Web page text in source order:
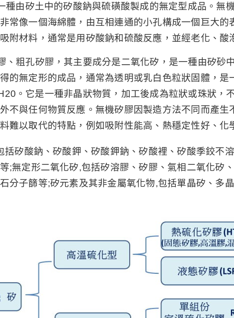
種由矽土中的矽酸鈉與硫磺酸製成的無定型成品。無
常像一個海綿體，由互相連通的小孔構成一個巨大的
附材料，通常是用矽酸鈉和硫酸反應，並經老化、酸
、粗孔矽膠，其主要成分是二氧化矽，是一種由矽砂
的無定形的成品，通常為透明或乳白色粒狀固體，是
。它是一種非晶狀物質，加工後成為粒狀或珠狀，
不與任何物質反應。無機矽膠因製造方法不同而產生
難以取代的特點，例如吸附性能高、熱穩定性好、化
矽酸鈉、矽酸鉀、矽酸鉀鈉、矽酸裡、矽酸季鉸不
;無定形二氧化矽,包括矽溶膠、矽膠、氣相二氧化矽
分子篩等;矽元素及其非金屬氧化物,包括單晶矽、多